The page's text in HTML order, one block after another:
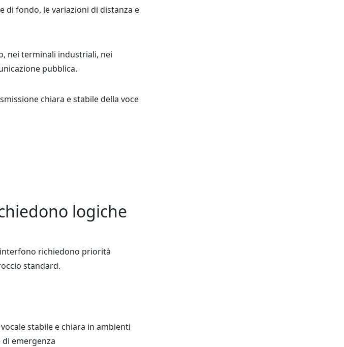
fondo, le variazioni di distanza e
nei terminali industriali, nei
pubblica.
chiara e stabile della voce
logiche
richiedono priorità
standard.
stabile e chiara in ambienti
emergenza